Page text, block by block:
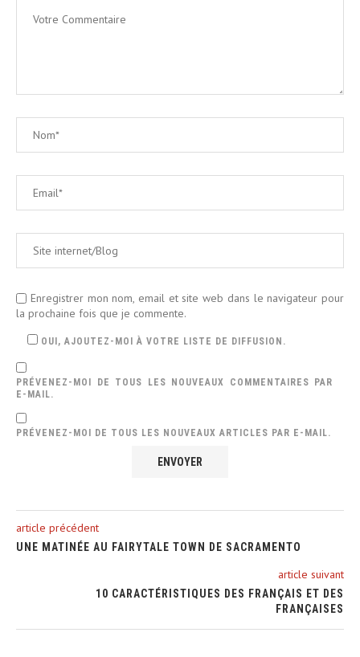
Enregistrer mon nom, email et site web dans le navigateur pour
la prochaine fois que je commente.
OUI, AJOUTEZ-MOI À VOTRE LISTE DE DIFFUSION.
PRÉVENEZ-MOI DE TOUS LES NOUVEAUX COMMENTAIRES PAR
E-MAIL.
PRÉVENEZ-MOI DE TOUS LES NOUVEAUX ARTICLES PAR E-MAIL.
article précédent
UNE MATINÉE AU FAIRYTALE TOWN DE SACRAMENTO
article suivant
10 CARACTÉRISTIQUES DES FRANÇAIS ET DES
FRANÇAISES